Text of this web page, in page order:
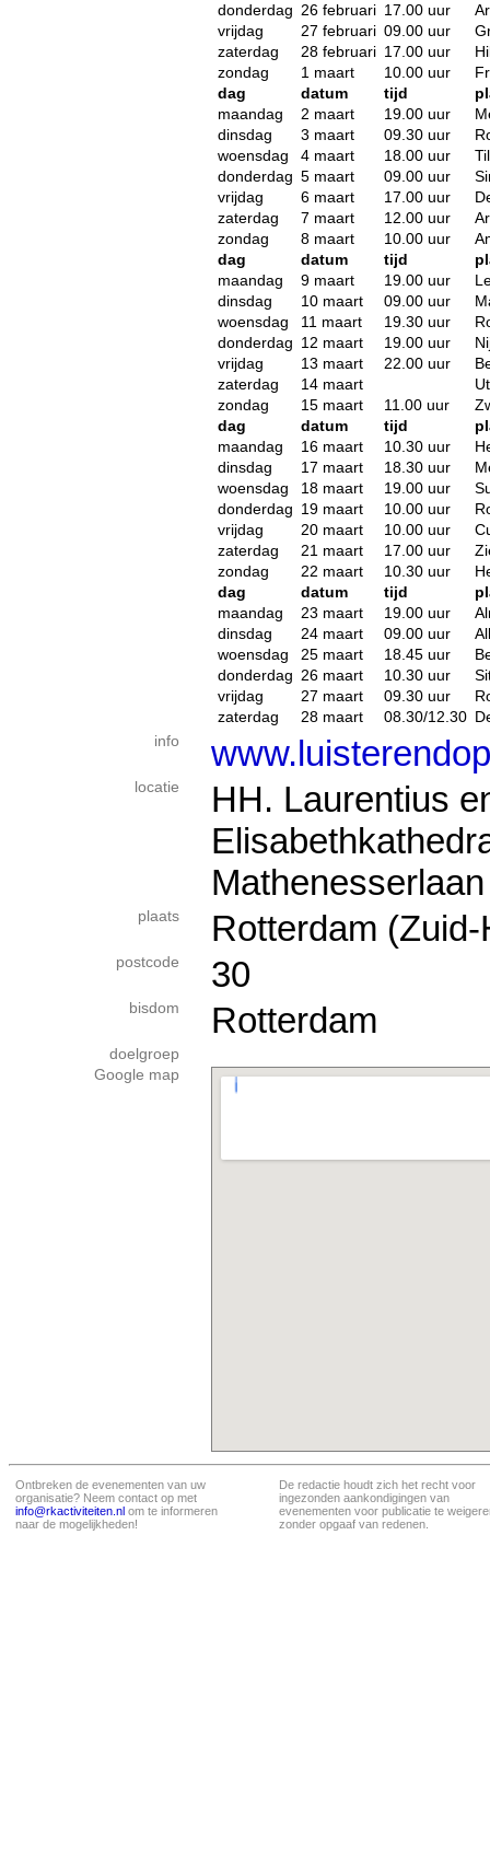
donderdag 26 februari 17.00 uur
vrijdag
27 februari 09.00 uur
zaterdag
28 februari 17.00 uur
zondag
1 maart 10.00 uur
dag
datum tijd
maandag
2 maart 19.00 uur
dinsdag
3 maart 09.30 uur
woensdag
4 maart 18.00 uur
donderdag 5 maart 09.00 uur
vrijdag
6 maart 17.00 uur
zaterdag
7 maart 12.00 uur
zondag
8 maart 10.00 uur
dag
datum tijd
maandag
9 maart 19.00 uur
dinsdag
10 maart 09.00 uur
woensdag
11 maart 19.30 uur
donderdag 12 maart 19.00 uur
vrijdag
13 maart 22.00 uur
zaterdag
14 maart
zondag
15 maart 11.00 uur
dag
datum tijd
maandag
16 maart 10.30 uur
dinsdag
17 maart 18.30 uur
woensdag
18 maart 19.00 uur
donderdag 19 maart 10.00 uur
vrijdag
20 maart 10.00 uur
zaterdag
21 maart 17.00 uur
zondag
22 maart 10.30 uur
dag
datum tijd
maandag
23 maart 19.00 uur
dinsdag
24 maart 09.00 uur
woensdag
25 maart 18.45 uur
donderdag 26 maart 10.30 uur
vrijdag
27 maart 09.30 uur
zaterdag
28 maart 08.30/12.30
info
locatie
HH. Laurentius
plaats Rotterdam
postcode 30
bisdom Rotterdam
doelgroep
Google map
Ontbreken de evenementen van uw
organisatie? Neem contact op met
info@rkactiviteiten.nl om te informeren
naar de mogelijkheden!
De redactie houdt zich het recht voor
ingezonden aankondigingen van
evenementen voor publicatie te
zonder opgaaf van redenen.